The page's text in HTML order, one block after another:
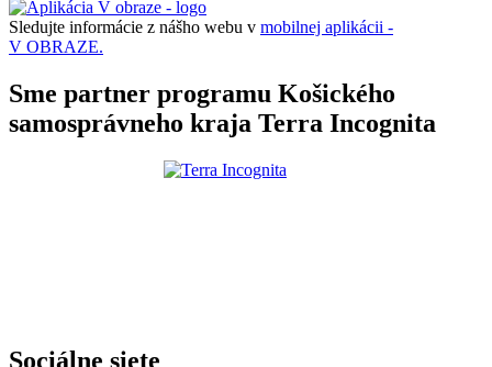
Sledujte informácie z nášho webu v mobilnej aplikácii -
V OBRAZE.
Sme partner programu Košického
samosprávneho kraja Terra Incognita
Sociálne siete